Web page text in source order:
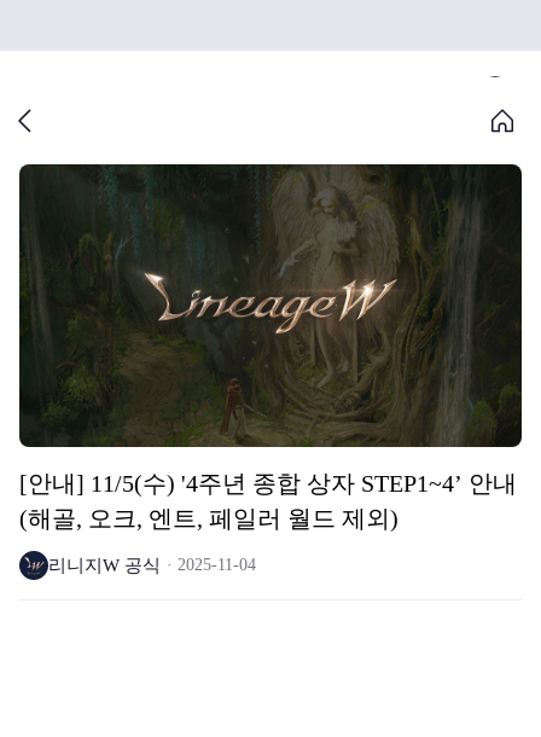
[안내] 11/5(수) '4주년 종합 상자 STEP1~4’ 안내
(해골, 오크, 엔트, 페일러 월드 제외)
리니지W 공식 2025-11-04